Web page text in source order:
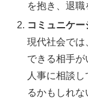
を抱き、退職
コミュニケ
現代社会では
できる相手
人事に相談
るかもしれ